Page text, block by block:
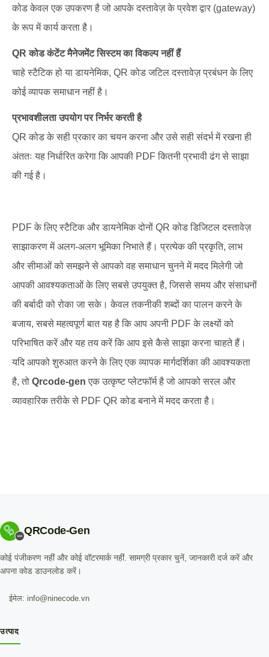
कोड केवल एक उपकरण है जो आपके दस्तावेज़ के प्रवेश द्वार (gateway)
के रूप में कार्य करता है।
QR कोड कंटेंट मैनेजमेंट सिस्टम का विकल्प नहीं हैं
चाहे स्टैटिक हो या डायनेमिक, QR कोड जटिल दस्तावेज़ प्रबंधन के लिए
कोई व्यापक समाधान नहीं है।
प्रभावशीलता उपयोग पर निर्भर करती है
QR कोड के सही प्रकार का चयन करना और उसे सही संदर्भ में रखना ही
अंततः यह निर्धारित करेगा कि आपकी PDF कितनी प्रभावी ढंग से साझा
की गई है।
PDF के लिए स्टैटिक और डायनेमिक दोनों QR कोड डिजिटल दस्तावेज़
साझाकरण में अलग-अलग भूमिका निभाते हैं। प्रत्येक की प्रकृति, लाभ
और सीमाओं को समझने से आपको वह समाधान चुनने में मदद मिलेगी जो
आपकी आवश्यकताओं के लिए सबसे उपयुक्त है, जिससे समय और संसाधनों
की बर्बादी को रोका जा सके। केवल तकनीकी शब्दों का पालन करने के
बजाय, सबसे महत्वपूर्ण बात यह है कि आप अपनी PDF के लक्ष्यों को
परिभाषित करें और यह तय करें कि आप इसे कैसे साझा करना चाहते हैं।
यदि आपको शुरुआत करने के लिए एक व्यापक मार्गदर्शिका की आवश्यकता
है, तो Qrcode-gen एक उत्कृष्ट प्लेटफॉर्म है जो आपको सरल और
व्यावहारिक तरीके से PDF QR कोड बनाने में मदद करता है।
QRCode-Gen
कोई पंजीकरण नहीं और कोई वॉटरमार्क नहीं. सामग्री प्रकार चुनें, जानकारी दर्ज करें और
अपना कोड डाउनलोड करें।
ईमेल: info@ninecode.vn
उत्पाद